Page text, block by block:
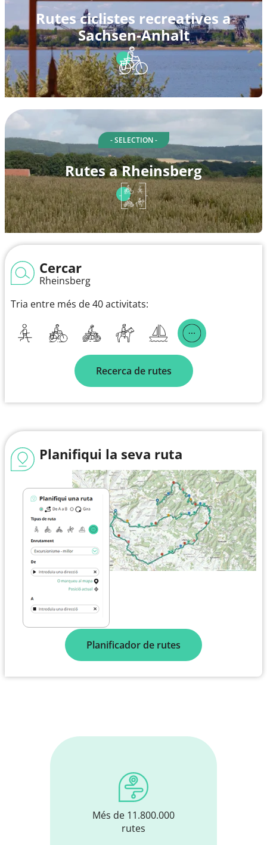
Rutes ciclistes recreatives a
Sachsen-Anhalt
- SELECTION -
Rutes a Rheinsberg
Cercar
Rheinsberg
Tria entre més de 40 activitats:
Recerca de rutes
Planifiqui la seva ruta
Planificador de rutes
Més de 11.800.000
rutes